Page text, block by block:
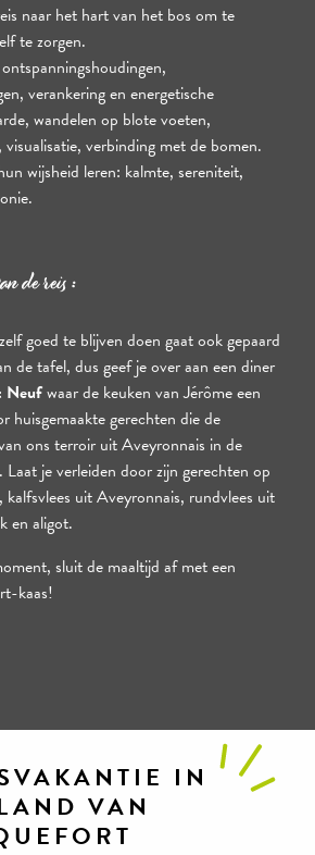
naar het hart van het bos om te
te zorgen.
verankering en energetische
wandelen op blote voeten,
verbinding met de bomen.
wijsheid leren: kalmte, sereniteit,
de reis :
goed te blijven doen gaat ook gepaard
de tafel, dus geef je over aan een diner
Neufwaar de keuken van Jérôme een
huisgemaakte gerechten die de
ons terroir uit Aveyronnais in de
je verleiden door zijn gerechten op
uit Aveyronnais, rundvlees uit
en aligot.
sluit de maaltijd af met een
kaas!
IN
VAN